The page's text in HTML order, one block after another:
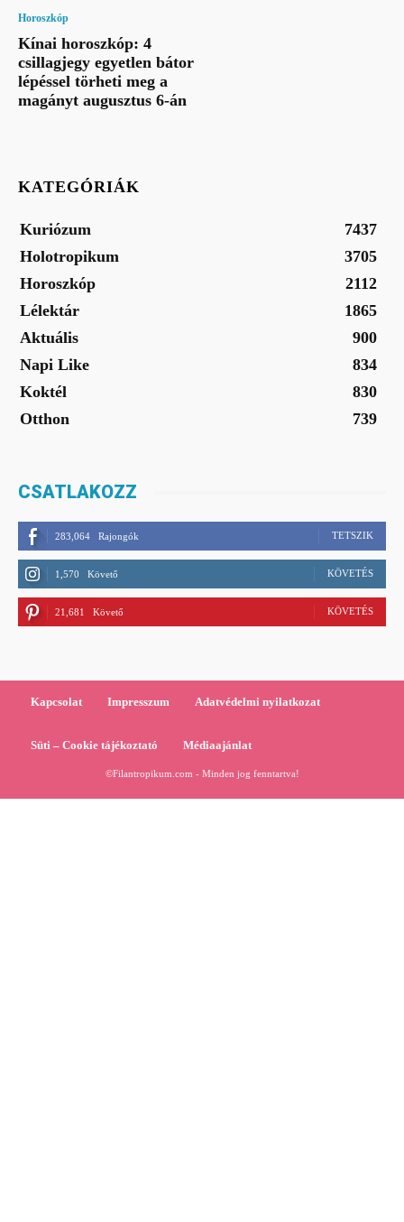
Horoszkóp
Kínai horoszkóp: 4
csillagjegy egyetlen bátor
lépéssel törheti meg a
magányt augusztus 6-án
KATEGÓRIÁK
Kuriózum
7437
Holotropikum
3705
Horoszkóp
2112
Lélektár
1865
Aktuális
900
Napi Like
834
Koktél
830
Otthon
739
CSATLAKOZZ
283,064 Rajongók TETSZIK
1,570 Követő KÖVETÉS
21,681 Követő KÖVETÉS
Kapcsolat Impresszum Adatvédelmi nyilatkozat
Süti – Cookie tájékoztató Médiaajánlat
©Filantropikum.com - Minden jog fenntartva!